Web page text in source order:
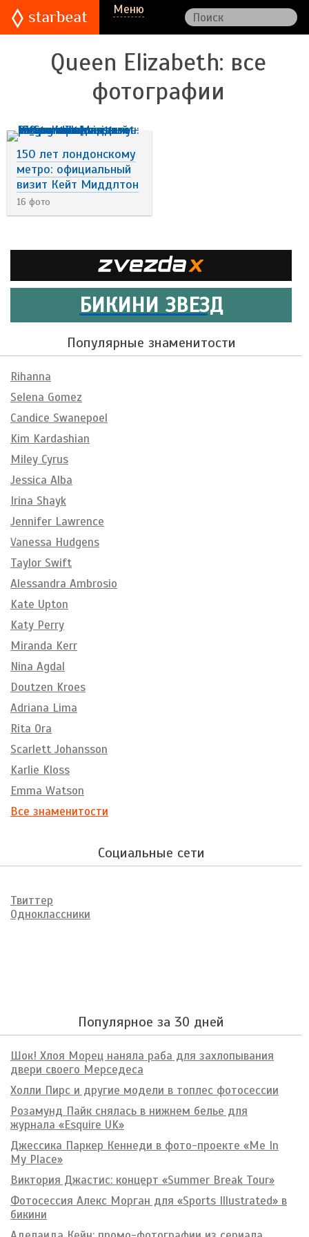
Меню
Queen Elizabeth: все
фотографии
150 лет лондонскому
метро: официальный
визит Кейт Миддлтон
16 фото
БИКИНИ ЗВЕЗД
Популярные знаменитости
Rihanna
Selena Gomez
Candice Swanepoel
Kim Kardashian
Miley Cyrus
Jessica Alba
Irina Shayk
Jennifer Lawrence
Vanessa Hudgens
Taylor Swift
Alessandra Ambrosio
Kate Upton
Katy Perry
Miranda Kerr
Nina Agdal
Doutzen Kroes
Adriana Lima
Rita Ora
Scarlett Johansson
Karlie Kloss
Emma Watson
Все знаменитости
Социальные сети
Твиттер
Одноклассники
Популярное за 30 дней
Шок! Хлоя Морец наняла раба для захлопывания
двери своего Мерседеса
Холли Пирс и другие модели в топлес фотосессии
Розамунд Пайк снялась в нижнем белье для
журнала «Esquire UK»
Джессика Паркер Кеннеди в фото-проекте «Me In
My Place»
Виктория Джастис: концерт «Summer Break Tour»
Фотосессия Алекс Морган для «Sports Illustrated» в
бикини